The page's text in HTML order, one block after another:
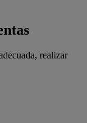
realizar